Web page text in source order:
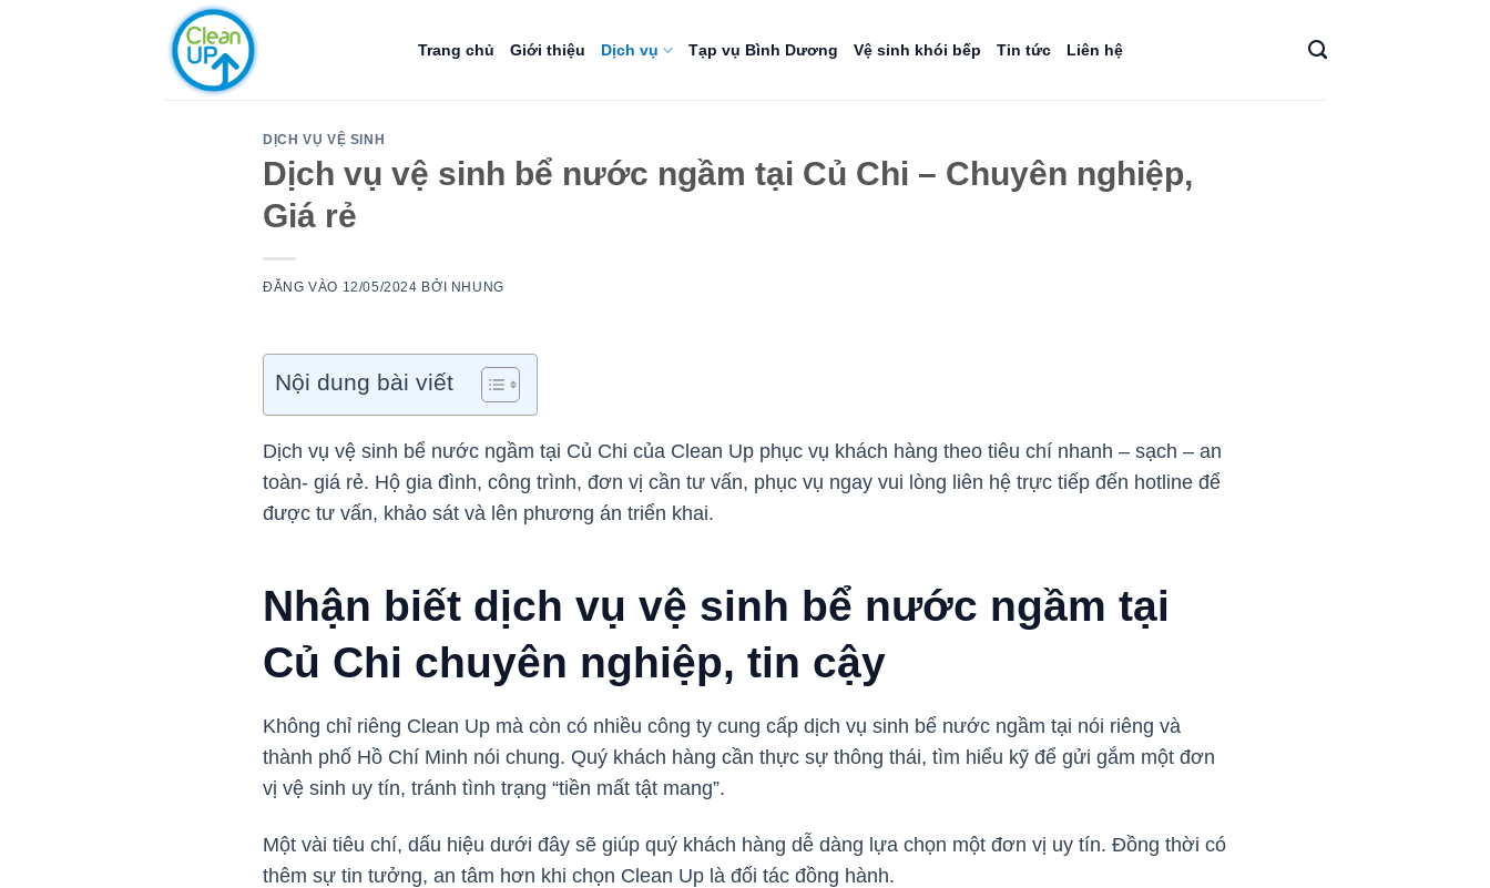
Trang chủ Giới thiệu Dịch vụ Tạp vụ Bình Dương Vệ sinh khói bếp Tin tức Liên hệ
DỊCH VỤ VỆ SINH
Dịch vụ vệ sinh bể nước ngầm tại Củ Chi – Chuyên nghiệp,
Giá rẻ
ĐĂNG VÀO 12/05/2024 BỞI NHUNG
Nội dung bài viết
Dịch vụ vệ sinh bể nước ngầm tại Củ Chi của Clean Up phục vụ khách hàng theo tiêu chí nhanh – sạch – an
toàn- giá rẻ. Hộ gia đình, công trình, đơn vị cần tư vấn, phục vụ ngay vui lòng liên hệ trực tiếp đến hotline để
được tư vấn, khảo sát và lên phương án triển khai.
Nhận biết dịch vụ vệ sinh bể nước ngầm tại
Củ Chi chuyên nghiệp, tin cậy
Không chỉ riêng Clean Up mà còn có nhiều công ty cung cấp dịch vụ sinh bể nước ngầm tại nói riêng và
thành phố Hồ Chí Minh nói chung. Quý khách hàng cần thực sự thông thái, tìm hiểu kỹ để gửi gắm một đơn
vị vệ sinh uy tín, tránh tình trạng “tiền mất tật mang”.
Một vài tiêu chí, dấu hiệu dưới đây sẽ giúp quý khách hàng dễ dàng lựa chọn một đơn vị uy tín. Đồng thời có
thêm sự tin tưởng, an tâm hơn khi chọn Clean Up là đối tác đồng hành.